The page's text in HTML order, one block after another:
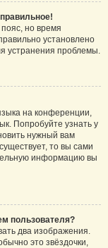
но время
установлено
устранения проблемы.
на конференции,
Попробуйте узнать у
нужный вам
то вы сами
информацию вы
пользователя?
два изображения.
это звёздочки,